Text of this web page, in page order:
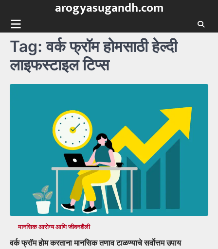
content
arogyasugandh.com
Tag:वर्क फ्रॉम होमसाठी हेल्दी
लाइफस्टाइल टिप्स
मानसिक आरोग्य आणि जीवनशैली
वर्क फ्रॉम होम करताना मानसिक तणाव टाळण्याचे सर्वोत्तम उपाय